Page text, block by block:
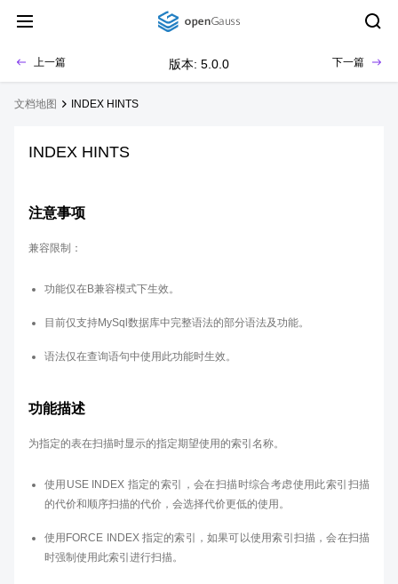
上一篇 版本: 5.0.0 下一篇
文档地图 INDEX HINTS
INDEX HINTS
注意事项
兼容限制：
功能仅在B兼容模式下生效。
目前仅支持MySql数据库中完整语法的部分语法及功能。
语法仅在查询语句中使用此功能时生效。
功能描述
为指定的表在扫描时显示的指定期望使用的索引名称。
使用USE INDEX 指定的索引，会在扫描时综合考虑使用此索引扫描
的代价和顺序扫描的代价，会选择代价更低的使用。
使用FORCE INDEX 指定的索引，如果可以使用索引扫描，会在扫描
时强制使用此索引进行扫描。